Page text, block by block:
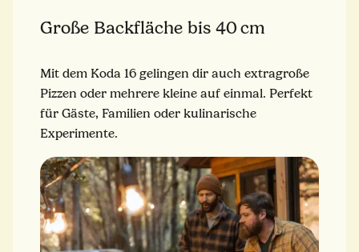
Große Backfläche bis 40 cm
Mit dem Koda 16 gelingen dir auch extragroße
Pizzen oder mehrere kleine auf einmal. Perfekt
für Gäste, Familien oder kulinarische
Experimente.